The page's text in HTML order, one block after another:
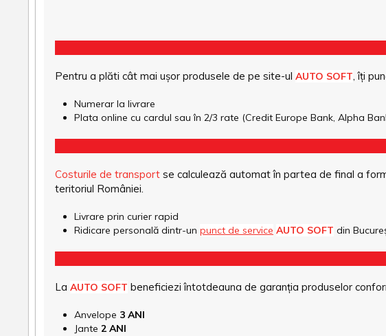
Pentru a plăti cât mai ușor produsele de pe site-ul AUTO SOFT, îți
Numerar la livrare
Plata online cu cardul sau în 2/3 rate (Credit Europe Bank, Alpha
Costurile de transport se calculează automat în partea de final a
teritoriul României.
Livrare prin curier rapid
Ridicare personală dintr-un punct de service AUTO SOFT din
La AUTO SOFT beneficiezi întotdeauna de garanția produselor
Anvelope 3 ANI
Jante 2 ANI